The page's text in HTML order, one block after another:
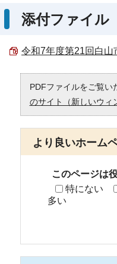
添付ファイル
令和7年度第21回白山
PDFファイルをご覧い
のサイト（新しいウィ
より良いホーム
このページは
特にない
多い